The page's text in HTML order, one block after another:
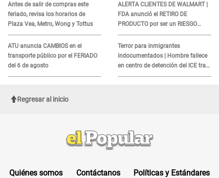
Antes de salir de compras este
feriado, revisa los horarios de
Plaza Vea, Metro, Wong y Tottus
ATU anuncia CAMBIOS en el
transporte público por el FERIADO
del 6 de agosto
ALERTA CLIENTES DE WALMART |
FDA anunció el RETIRO DE
PRODUCTO por ser un RIESGO
MORTAL para consumidores: ¿Cuál
es?
Terror para inmigrantes
indocumentados | Hombre fallece
en centro de detención del ICE tras
sufrir una "emergencia médica"
Regresar al inicio
Quiénes somos Contáctanos
Políticas y Estándares